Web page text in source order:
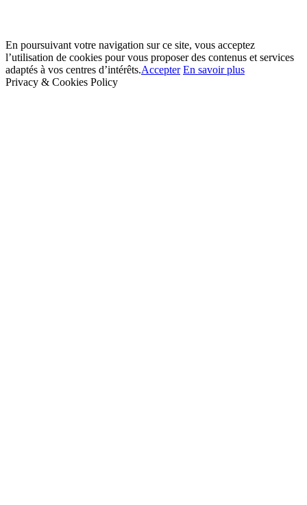
En poursuivant votre navigation sur ce site, vous acceptez
l’utilisation de cookies pour vous proposer des contenus et services
adaptés à vos centres d’intérêts.Accepter En savoir plus
Privacy & Cookies Policy